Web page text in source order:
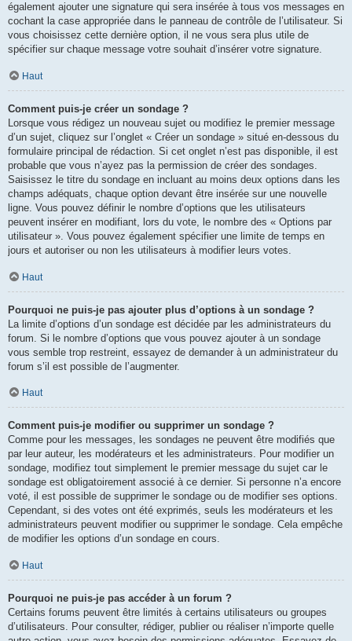
également ajouter une signature qui sera insérée à tous vos messages en
cochant la case appropriée dans le panneau de contrôle de l’utilisateur. Si
vous choisissez cette dernière option, il ne vous sera plus utile de
spécifier sur chaque message votre souhait d’insérer votre signature.
Haut
Comment puis-je créer un sondage ?
Lorsque vous rédigez un nouveau sujet ou modifiez le premier message
d’un sujet, cliquez sur l’onglet « Créer un sondage » situé en-dessous du
formulaire principal de rédaction. Si cet onglet n’est pas disponible, il est
probable que vous n’ayez pas la permission de créer des sondages.
Saisissez le titre du sondage en incluant au moins deux options dans les
champs adéquats, chaque option devant être insérée sur une nouvelle
ligne. Vous pouvez définir le nombre d’options que les utilisateurs
peuvent insérer en modifiant, lors du vote, le nombre des « Options par
utilisateur ». Vous pouvez également spécifier une limite de temps en
jours et autoriser ou non les utilisateurs à modifier leurs votes.
Haut
Pourquoi ne puis-je pas ajouter plus d’options à un sondage ?
La limite d’options d’un sondage est décidée par les administrateurs du
forum. Si le nombre d’options que vous pouvez ajouter à un sondage
vous semble trop restreint, essayez de demander à un administrateur du
forum s’il est possible de l’augmenter.
Haut
Comment puis-je modifier ou supprimer un sondage ?
Comme pour les messages, les sondages ne peuvent être modifiés que
par leur auteur, les modérateurs et les administrateurs. Pour modifier un
sondage, modifiez tout simplement le premier message du sujet car le
sondage est obligatoirement associé à ce dernier. Si personne n’a encore
voté, il est possible de supprimer le sondage ou de modifier ses options.
Cependant, si des votes ont été exprimés, seuls les modérateurs et les
administrateurs peuvent modifier ou supprimer le sondage. Cela empêche
de modifier les options d’un sondage en cours.
Haut
Pourquoi ne puis-je pas accéder à un forum ?
Certains forums peuvent être limités à certains utilisateurs ou groupes
d’utilisateurs. Pour consulter, rédiger, publier ou réaliser n’importe quelle